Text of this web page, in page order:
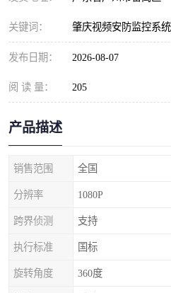
关键词： 肇庆视频安防监控系
发布日期： 2026-08-07
阅 读 量： 205
产品描述
销售范围 全国
分辨率 1080P
跨界侦测 支持
执行标准 国标
旋转角度 360度